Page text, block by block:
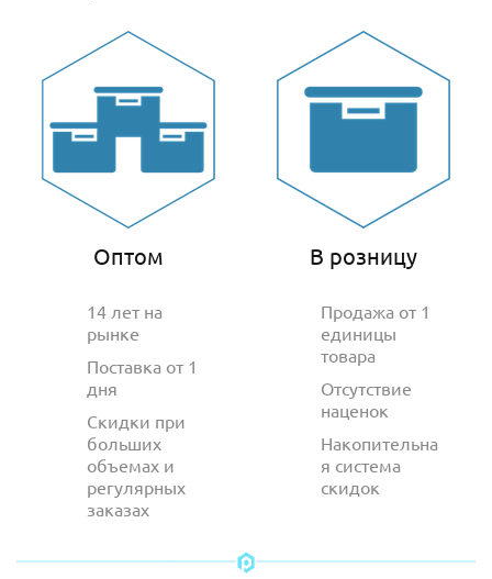
Оптом
14 лет на
рынке
Поставка от 1
дня
Скидки при
больших
объемах и
регулярных
заказах
В розницу
Продажа от 1
единицы
товара
Отсутствие
наценок
Накопительна
я система
скидок